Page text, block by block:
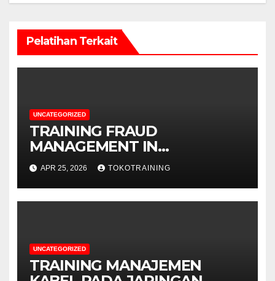
Pelatihan Terkait
UNCATEGORIZED
TRAINING FRAUD
MANAGEMENT IN
TELECOMMUNICATION
BUSINESS
APR 25, 2026 TOKOTRAINING
UNCATEGORIZED
TRAINING MANAJEMEN